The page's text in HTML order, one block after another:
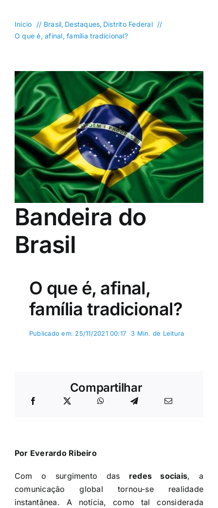
Goiás
Política
Mundo
Entretenimento
Colunas e Blogs
Buscar
resultados
para:
Início Brasil Destaques Distrito Federal
O que é, afinal, família tradicional?
Bandeira do
Brasil
O que é, afinal,
família tradicional?
Publicado em: 25/11/2021 00:17 3 Min. de Leitura
Compartilhar
Por Everardo Ribeiro
Com o surgimento das redes sociais, a
comunicação global tornou-se realidade
instantânea. A notícia, como tal considerada